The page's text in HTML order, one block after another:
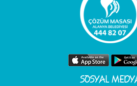
SOSYAL